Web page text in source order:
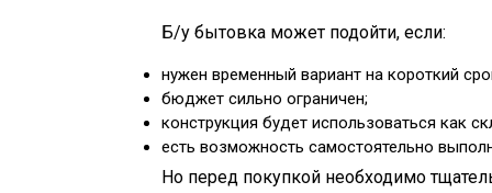
Б/у бытовка может подойти, если:
нужен временный вариант на короткий
бюджет сильно ограничен;
конструкция будет использоваться как
есть возможность самостоятельно
Но перед покупкой необходимо